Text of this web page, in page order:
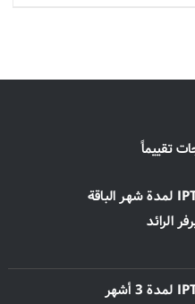
تقييماً
اشتراك IPTV لمدة شهر الباقة
الرائد
اشتراك IPTV لمدة 3 أشهر